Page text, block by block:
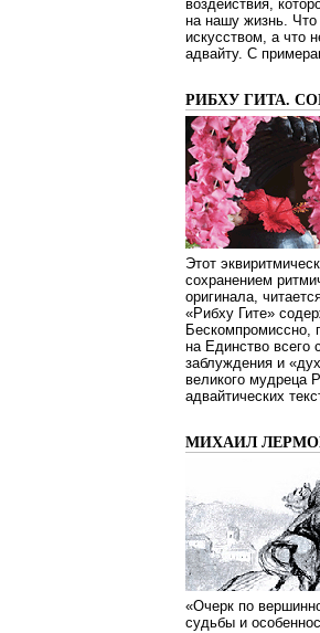
воздействия,
на нашу жизнь.
искусством, а что
адвайту. С
РИБХУ ГИТА.
Этот
сохранением
оригинала,
«Рибху Гите»
Бескомпромиссно,
на Единство всего
заблуждения и
великого мудреца
адвайтических
МИХАИЛ
«Очерк по
судьбы и